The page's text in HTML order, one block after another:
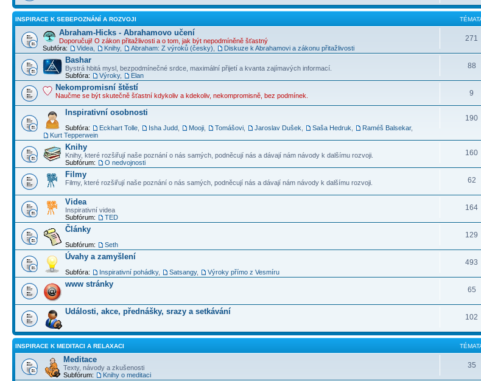
INSPIRACE K SEBEPOZNÁNÍ A ROZVOJI
Abraham-Hicks - Abrahamovo učení
Doporučuji! O zákon přitažlivosti a o tom, jak být nepodmíněně šťastný
Subfóra:
Videa Knihy, Abraham: Z výroků (česky) Diskuze k Abrahamovi a zákonu přitažlivosti
271
Bashar
Bystrá hbitá mysl, bezpodmínečné srdce, maximální přijetí a kvanta zajímavých informací.
Subfóra:
Výroky, Elan
88
Nekompromisní štěstí
Naučme se být skutečně šťastní kdykoliv a kdekoliv, nekompromisně, bez podmínek. 9
Inspirativní osobnosti
Subfóra: Eckhart Tolle Isha Judd Mooji Tomášovi Jaroslav Dušek Saša Hedruk Raméš Balsekar,
Kurt Tepperwein
190
Knihy
Knihy, které rozšiřují naše poznání o nás samých, podněcují nás a dávají nám návody k dalšímu rozvoji.
Subfórum:
O nedvojnosti
160
Filmy
Filmy, které rozšiřují naše poznání o nás samých, podněcují nás a dávají nám návody k dalšímu rozvoji. 62
Videa
Inspirativní videa
Subfórum:
TED
164
Články
Subfórum: Seth
129
Úvahy a zamyšlení
Subfóra: Inspirativní pohádky, Satsangy, Výroky přímo z Vesmíru
493
www stránky
65
Události, akce, přednášky, srazy a setkávání
102
INSPIRACE K MEDITACI A RELAXACI
Meditace
Texty, návody a zkušenosti
Subfórum:
Knihy o meditaci
35